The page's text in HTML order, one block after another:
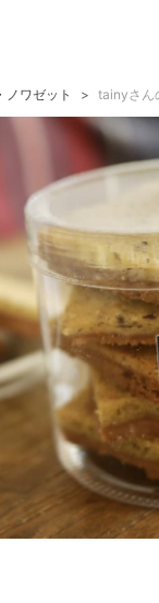
ノワゼット tainyさん